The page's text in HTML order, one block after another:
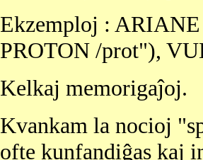
Ekzemploj :
PROTON /prot"),
Kelkaj memorigaĵoj.
Kvankam la nocioj
ofte kunfandiĝas kaj